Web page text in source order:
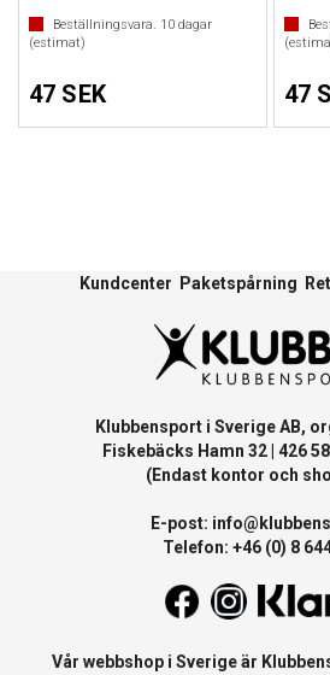
Beställningsvara. 10 dagar
(estimat)
47 SEK 47
Kundcenter Paketspårning
Klubbensport i Sverige AB,
Fiskebäcks Hamn 32 | 426
(Endast kontor och
E-post:
Telefon: +46 (0) 8
Vår webbshop i Sverige är